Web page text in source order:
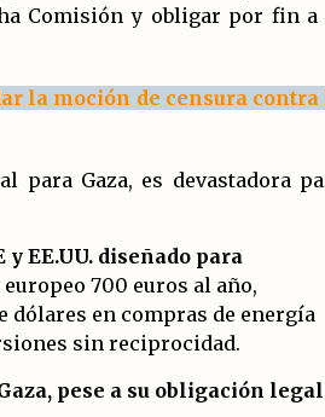
Comisión y obligar por fin a
la moción de censura contra
para Gaza, es devastadora
EE.UU. diseñado para
700 euros al año,
dólares en compras de energía
sin reciprocidad.
pese a su obligación legal